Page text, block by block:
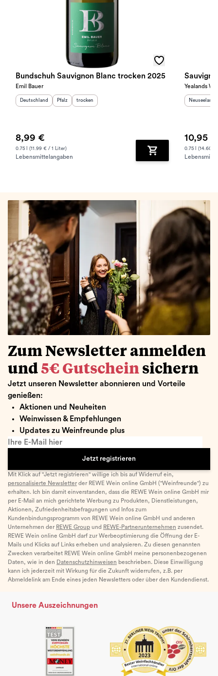
Bundschuh Sauvignon Blanc trocken 2025
Emil Bauer
Herkunftsland
Deutschland Herkunftsregion
Pfalz Geschmack
trocken
8,99 €
0.75 l (11.99 € / 1 Liter)
Lebensmittelangaben Zum Warenkorb
Yealands
Neuseeland
10,95 €
0.75 l (14.60 €
Zum Newsletter anmelden
und 5€ Gutschein sichern
Jetzt unseren Newsletter abonnieren und Vorteile
genießen:
Aktionen und Neuheiten
Weinwissen & Empfehlungen
Updates zu Weinfreunde plus
Ihre E-Mail hier
Jetzt registrieren
Mit Klick auf "Jetzt registrieren" willige ich bis auf Widerruf ein,
personalisierte Newsletter der REWE Wein online GmbH ("Weinfreunde") zu
erhalten. Ich bin damit einverstanden, dass die REWE Wein online GmbH mir
per E-Mail an mich gerichtete Werbung zu Produkten, Dienstleistungen,
Aktionen, Zufriedenheitsbefragungen und Infos zum
Kundenbindungsprogramm von REWE Wein online GmbH und anderen
Unternehmen der REWE Group und REWE-Partnerunternehmen zusendet.
REWE Wein online GmbH darf zur Werbeoptimierung die Öffnung der E-
Mails und Klicks auf Links erheben und analysieren. Zu diesen genannten
Zwecken verarbeitet REWE Wein online GmbH meine personenbezogenen
Daten, wie in den Datenschutzhinweisen beschrieben. Diese Einwilligung
kann ich jederzeit mit Wirkung für die Zukunft widerrufen, z.B. per
Abmeldelink am Ende eines jeden Newsletters oder über den Kundendienst.
Unsere Auszeichnungen